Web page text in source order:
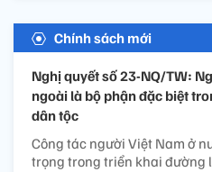
Chính sách mới
Nghị quyết số 23-NQ/TW:
ngoài là bộ phận đặc biệt
dân tộc
Công tác người Việt Nam ở
trọng trong triển khai đường